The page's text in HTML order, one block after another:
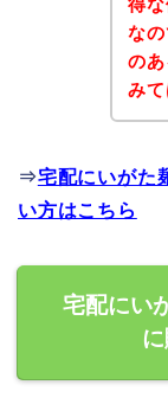
得
な
の
み
⇒宅配にいがた
い方はこちら
宅配にい